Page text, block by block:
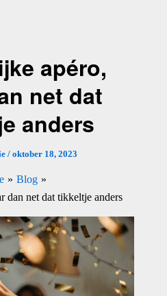
apéro,
net dat
anders
/ oktober 18, 2023
Blog
dan net dat tikkeltje anders